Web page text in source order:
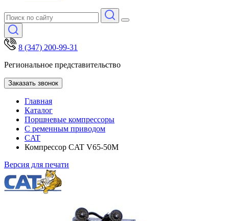
8 (347) 200-99-31
Региональное представительство
Заказать звонок
Главная
Каталог
Поршневые компрессоры
С ременным приводом
CAT
Компрессор CAT V65-50M
Версия для печати